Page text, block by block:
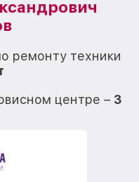
ремонту техники
центре – 3